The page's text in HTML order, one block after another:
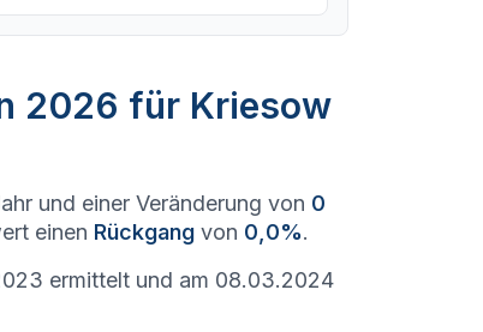
2026 für Kriesow
und einer Veränderung von 0
einen Rückgang von 0,0%.
ermittelt und am 08.03.2024